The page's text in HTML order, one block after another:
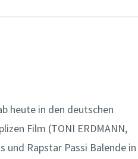
heute in den deutschen
Film (TONI ERDMANN,
und Rapstar Passi Balende in